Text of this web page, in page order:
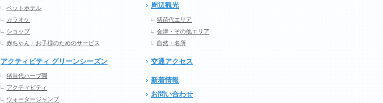
ペットホテル
カラオケ
ショップ
赤ちゃん・お子様のためのサービス
アクティビティ グリーンシーズン
猪苗代ハーブ園
アクティビティ
ウォータージャンプ
周辺観光
猪苗代エリア
会津・その他エリア
自然・名所
交通アクセス
新着情報
お問い合わせ